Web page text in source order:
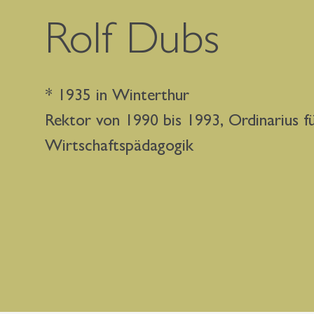
Rolf Dubs
* 1935 in Winterthur
Rektor von 1990 bis 1993, Ordinarius
Wirtschaftspädagogik